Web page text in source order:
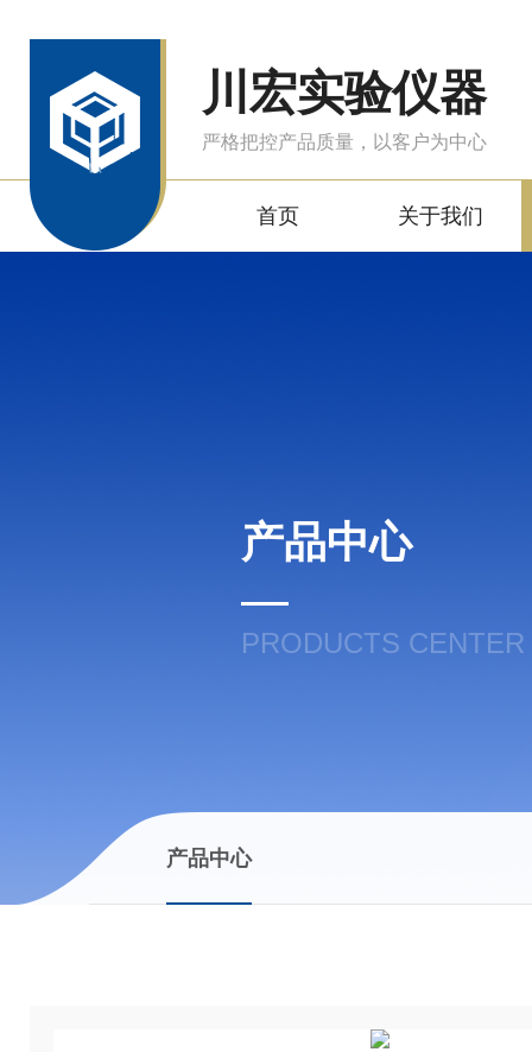
川宏实验仪器
严格把控产品质量，以客户为中心
首页 关于我们
产品中心
PRODUCTS CENTER
产品中心